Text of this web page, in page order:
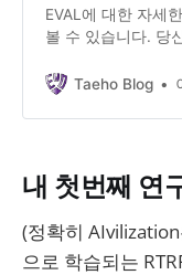
EVAL에 대한 자세
볼 수 있습니다. 당
스로 최종 결과물을
fledged web
right now!) This is
Taeho Blog
내 첫번째 연
(정확히
으로 학습되는